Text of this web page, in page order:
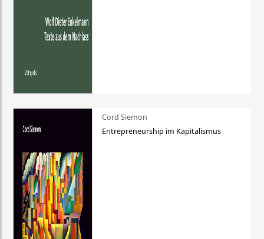
Cord Siemon
Entrepreneurship im Kapitalismus